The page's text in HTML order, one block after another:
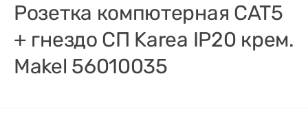
Розетка компютерная CAT5
+ гнездо СП Karea IP20 крем.
Makel 56010035